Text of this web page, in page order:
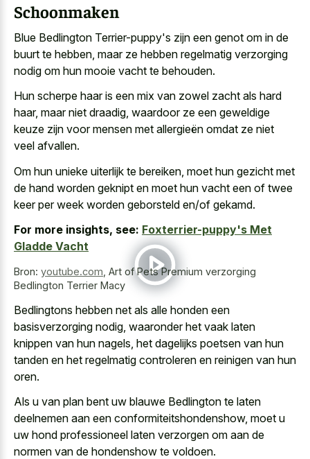
Schoonmaken
Blue Bedlington Terrier-puppy's zijn een genot om in de
buurt te hebben, maar ze hebben regelmatig verzorging
nodig om hun mooie vacht te behouden.
Hun scherpe haar is een mix van zowel zacht als hard
haar, maar niet draadig, waardoor ze een geweldige
keuze zijn voor mensen met allergieën omdat ze niet
veel afvallen.
Om hun unieke uiterlijk te bereiken, moet hun gezicht met
de hand worden geknipt en moet hun vacht een of twee
keer per week worden geborsteld en/of gekamd.
For more insights, see: Foxterrier-puppy's Met
Gladde Vacht
Bron: youtube.com Art of Pets Premium verzorging
Bedlington Terrier Macy
Bedlingtons hebben net als alle honden een
basisverzorging nodig, waaronder het vaak laten
knippen van hun nagels, het dagelijks poetsen van hun
tanden en het regelmatig controleren en reinigen van hun
oren.
Als u van plan bent uw blauwe Bedlington te laten
deelnemen aan een conformiteitshondenshow, moet u
uw hond professioneel laten verzorgen om aan de
normen van de hondenshow te voldoen.